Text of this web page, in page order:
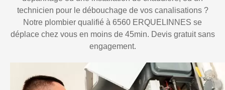
technicien pour le débouchage de vos canalisations ?
Notre plombier qualifié à 6560 ERQUELINNES se
déplace chez vous en moins de 45min. Devis gratuit sans
engagement.